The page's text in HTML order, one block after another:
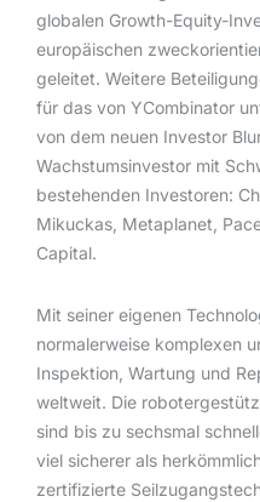
globalen Growth-Equity-
europäischen
geleitet. Weitere
für das von YCombinator
von dem neuen Investor
Wachstumsinvestor mit
bestehenden Investoren:
Mikuckas, Metaplanet,
Capital.
Mit seiner eigenen
normalerweise komplexen
Inspektion, Wartung und
weltweit. Die
sind bis zu sechsmal
viel sicherer als
zertifizierte